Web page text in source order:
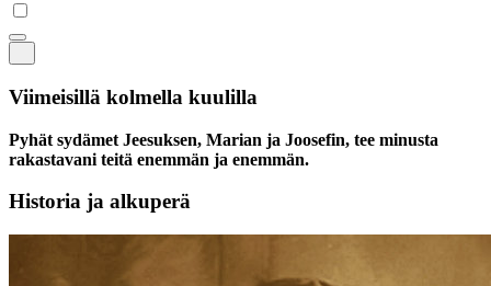
Viimeisillä kolmella kuulilla
Pyhät sydämet Jeesuksen, Marian ja Joosefin, tee minusta
rakastavani teitä enemmän ja enemmän.
Historia ja alkuperä